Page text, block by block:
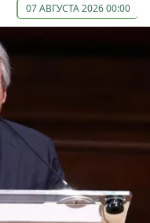
07 АВГУСТА 2026 00:00